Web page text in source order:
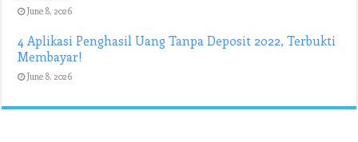
June 8, 2026
4 Aplikasi Penghasil Uang Tanpa Deposit 2022, Terbukti
Membayar!
June 8, 2026